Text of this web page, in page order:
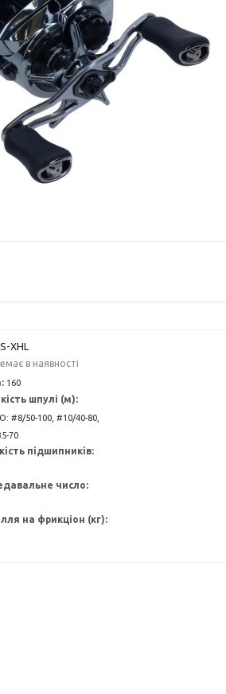
XHL
в наявності
160
шпулі (м):
#8/50-100, #10/40-80,
70
підшипників:
число:
на фрикціон (кг):